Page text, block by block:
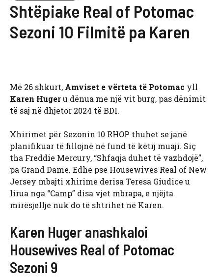
Shtëpiake Real of Potomac
Sezoni 10 Filmitë pa Karen
Më 26 shkurt, Amviset e vërteta të Potomac yll
Karen Hugeru dënua me një vit burg, pas dënimit
të saj në dhjetor 2024 të BDI.
Xhirimet për Sezonin 10 RHOP thuhet se janë
planifikuar të fillojnë në fund të këtij muaji. Siç
tha Freddie Mercury, “Shfaqja duhet të vazhdojë”,
pa Grand Dame. Edhe pse Housewives Real of New
Jersey mbajti xhirime derisa Teresa Giudice u
lirua nga “Camp” disa vjet mbrapa, e njëjta
mirësjellje nuk do të shtrihet në Karen.
Karen Huger anashkaloi
Housewives Real of Potomac
Sezoni 9